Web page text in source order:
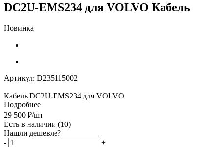
DC2U-EMS234 для VOLVO Кабель
Новинка
Артикул: D235115002
Кабель DC2U-EMS234 для VOLVO
Подробнее
29 500 ₽/шт
Есть в наличии (10)
Нашли дешевле?
-
+